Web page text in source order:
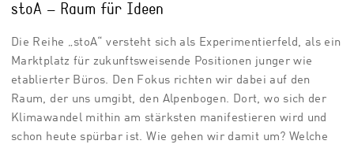
stoA – Raum für Ideen
Die Reihe „stoA“ versteht sich als Experimentierfeld, als ein
Marktplatz für zukunftsweisende Positionen junger wie
etablierter Büros. Den Fokus richten wir dabei auf den
Raum, der uns umgibt, den Alpenbogen. Dort, wo sich der
Klimawandel mithin am stärksten manifestieren wird und
schon heute spürbar ist. Wie gehen wir damit um? Welche